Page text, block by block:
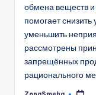
обмена веществ и
помогает снизить
уменьшить
рассмотрены
запрещённых
рационального